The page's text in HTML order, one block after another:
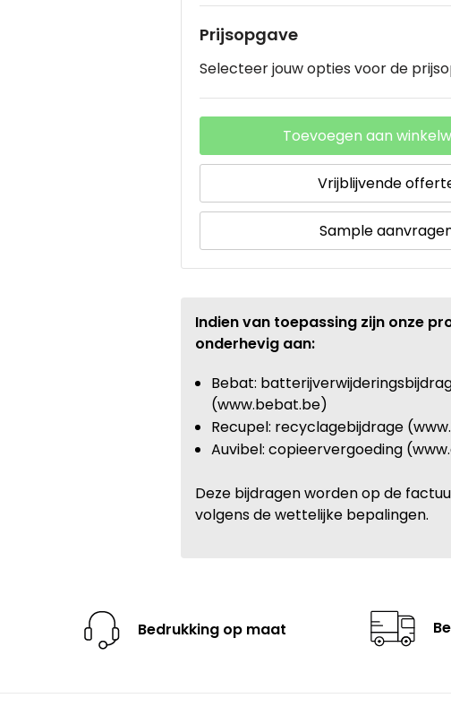
Prijsopgave
Selecteer jouw opties voor de
Toevoegen aan
Vrijblijvende
Sample
Indien van toepassing zijn onze
onderhevig aan:
Bebat:
(www.bebat.be)
Recupel: recyclagebijdrage
Auvibel: copieervergoeding
Deze bijdragen worden op de
volgens de wettelijke bepalingen.
Bedrukking op maat